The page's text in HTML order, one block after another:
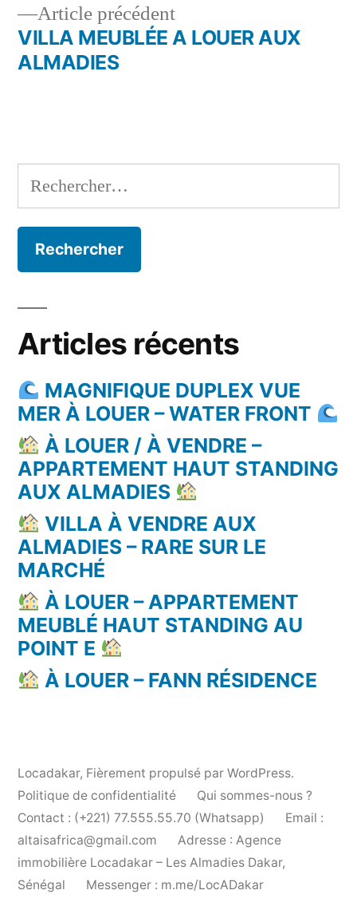
l’article
Article précédentArticle
précédent :
VILLA MEUBLÉE A LOUER AUX
ALMADIES
Rechercher :
Articles récents
MAGNIFIQUE DUPLEX VUE
MER À LOUER – WATER FRONT
À LOUER / À VENDRE –
APPARTEMENT HAUT STANDING
AUX ALMADIES
VILLA À VENDRE AUX
ALMADIES – RARE SUR LE
MARCHÉ
À LOUER – APPARTEMENT
MEUBLÉ HAUT STANDING AU
POINT E
À LOUER – FANN RÉSIDENCE
Locadakar, Fièrement propulsé par WordPress.
Politique de confidentialité
Qui sommes-nous ?
Contact : (+221) 77.555.55.70 (Whatsapp)
Email :
altaisafrica@gmail.com
Adresse : Agence
immobilière Locadakar – Les Almadies Dakar,
Sénégal
Messenger : m.me/LocADakar